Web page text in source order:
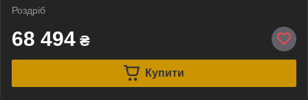
Роздріб
68 494 ₴
Купити